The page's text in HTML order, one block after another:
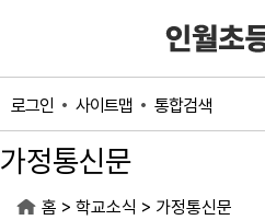
로그인 사이트맵 통합검색
가정통신문
홈 > 학교소식 > 가정통신문